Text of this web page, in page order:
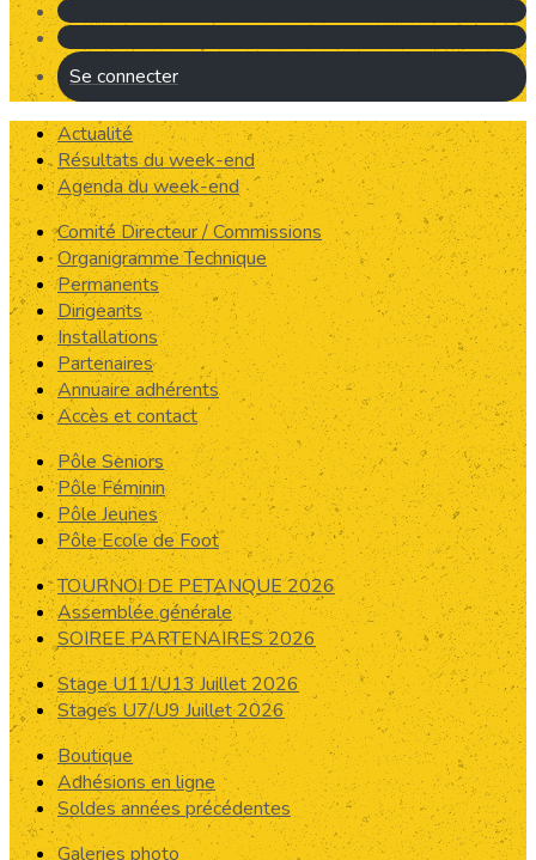
Se connecter
Actualité
Résultats du week-end
Agenda du week-end
Comité Directeur / Commissions
Organigramme Technique
Permanents
Dirigeants
Installations
Partenaires
Annuaire adhérents
Accès et contact
Pôle Seniors
Pôle Féminin
Pôle Jeunes
Pôle Ecole de Foot
TOURNOI DE PETANQUE 2026
Assemblée générale
SOIREE PARTENAIRES 2026
Stage U11/U13 Juillet 2026
Stages U7/U9 Juillet 2026
Boutique
Adhésions en ligne
Soldes années précédentes
Galeries photo